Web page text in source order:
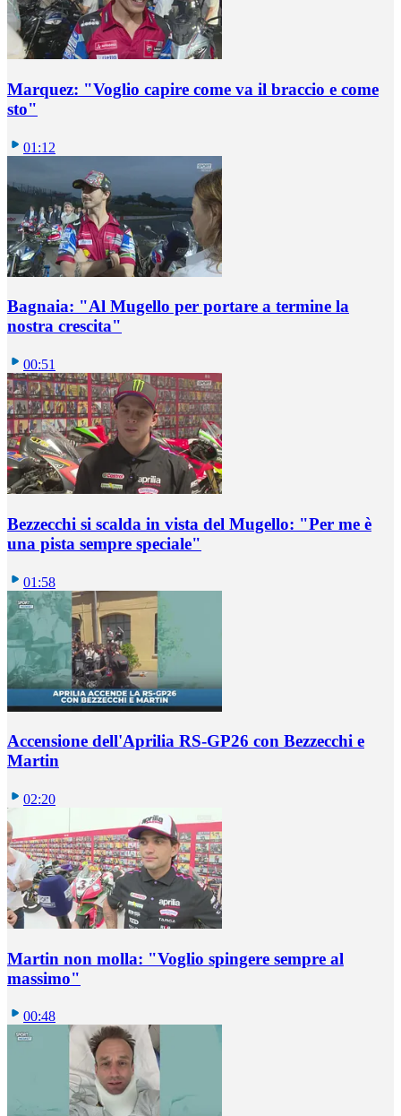
Marquez: "Voglio capire come va il braccio e come
sto"
01:12
Bagnaia: "Al Mugello per portare a termine la
nostra crescita"
00:51
Bezzecchi si scalda in vista del Mugello: "Per me è
una pista sempre speciale"
01:58
Accensione dell'Aprilia RS-GP26 con Bezzecchi e
Martin
02:20
Martin non molla: "Voglio spingere sempre al
massimo"
00:48